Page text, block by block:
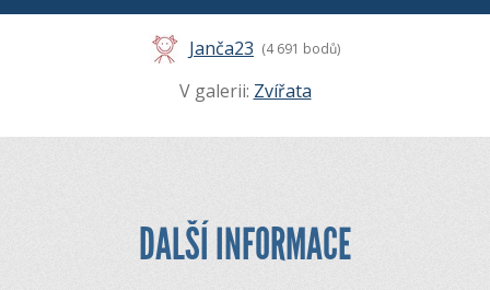
Janča23 (4 691 bodů)
V galerii: Zvířata
DALŠÍ INFORMACE